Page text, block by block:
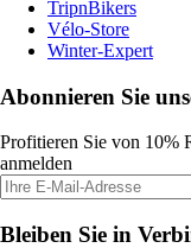
TripnBikers
Vélo-Store
Winter-Expert
Abonnieren Sie
Profitieren Sie von 10%
anmelden
Bleiben Sie in